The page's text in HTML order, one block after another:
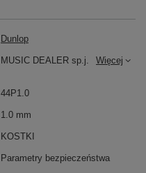
Dunlop
MUSIC DEALER sp.j. Więcej
44P1.0
1.0 mm
KOSTKI
Parametry bezpieczeństwa